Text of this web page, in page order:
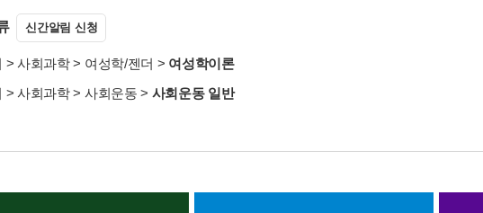
신간알림 신청
> 사회과학> 여성학/젠더 > 여성학이론
> 사회과학> 사회운동 > 사회운동 일반